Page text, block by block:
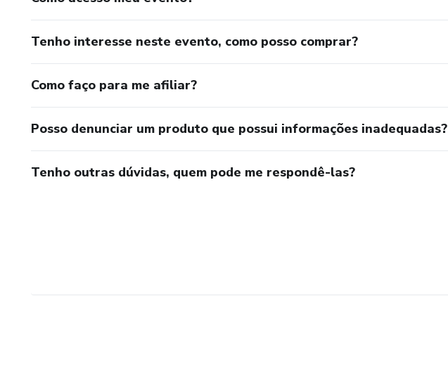
Tenho interesse neste evento, como posso comprar?
Como faço para me afiliar?
Posso denunciar um produto que possui informações inadequadas?
Tenho outras dúvidas, quem pode me respondê-las?